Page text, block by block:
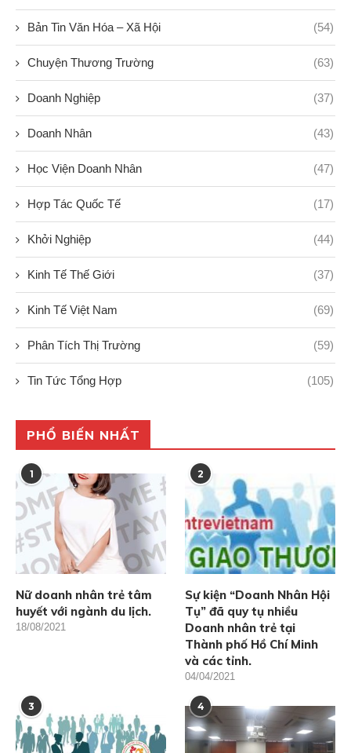
Bản Tin Văn Hóa – Xã Hội (54)
Chuyện Thương Trường (63)
Doanh Nghiệp (37)
Doanh Nhân (43)
Học Viện Doanh Nhân (47)
Hợp Tác Quốc Tế (17)
Khởi Nghiệp (44)
Kinh Tế Thế Giới (37)
Kinh Tế Việt Nam (69)
Phân Tích Thị Trường (59)
Tin Tức Tổng Hợp (105)
PHỔ BIẾN NHẤT
1
Nữ doanh nhân trẻ tâm
huyết với ngành du lịch.
18/08/2021
2
Sự kiện “Doanh Nhân Hội
Tụ” đã quy tụ nhiều
Doanh nhân trẻ tại
Thành phố Hồ Chí Minh
và các tỉnh.
04/04/2021
3 4